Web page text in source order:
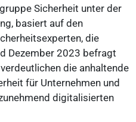
Sicherheit unter der
basiert auf den
die
Dezember 2023 befragt
die anhaltende
für Unternehmen und
digitalisierten